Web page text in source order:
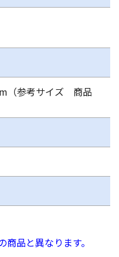
（参考サイズ 商品
品と異なります。